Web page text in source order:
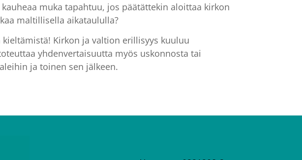
muka tapahtuu, jos päätättekin aloittaa kirkon
maltillisella aikataululla?
Kirkon ja valtion erillisyys kuuluu
yhdenvertaisuutta myös uskonnosta tai
ja toinen sen jälkeen.